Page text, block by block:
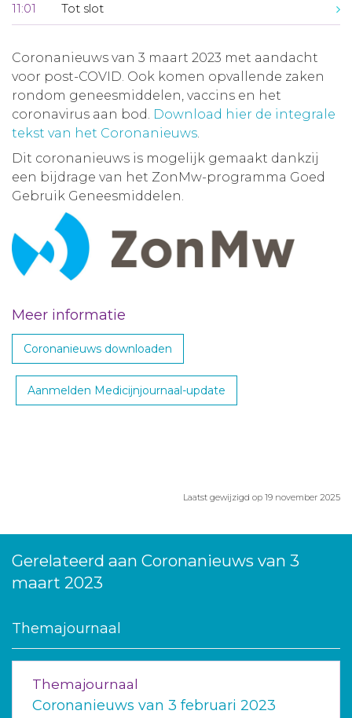
11:01 Tot slot
Coronanieuws van 3 maart 2023 met aandacht
voor post-COVID. Ook komen opvallende zaken
rondom geneesmiddelen, vaccins en het
coronavirus aan bod. Download hier de integrale
tekst van het Coronanieuws.
Dit coronanieuws is mogelijk gemaakt dankzij
een bijdrage van het ZonMw-programma Goed
Gebruik Geneesmiddelen.
Meer informatie
Coronanieuws downloaden
Aanmelden Medicijnjournaal-update
Laatst gewijzigd op 19 november 2025
Gerelateerd aan Coronanieuws van 3
maart 2023
Themajournaal
Themajournaal
Coronanieuws van 3 februari 2023